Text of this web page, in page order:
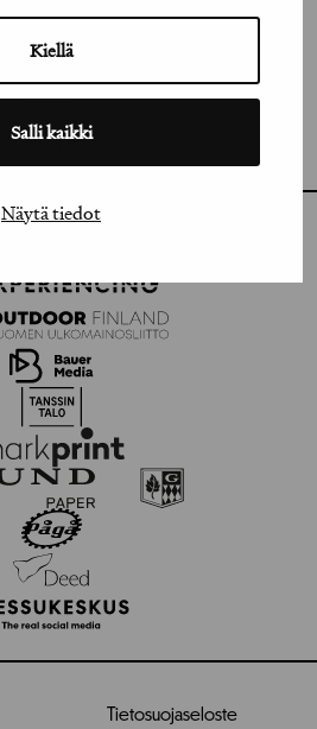
Kiellä
Salli kaikki
Näytä tiedot
FACEBOOK
VIMEO
FLICKR
Tietosuojaseloste